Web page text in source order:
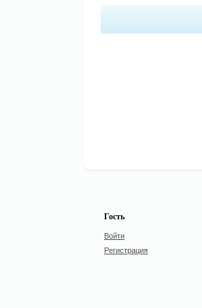
Гость
Войти
Регистрация